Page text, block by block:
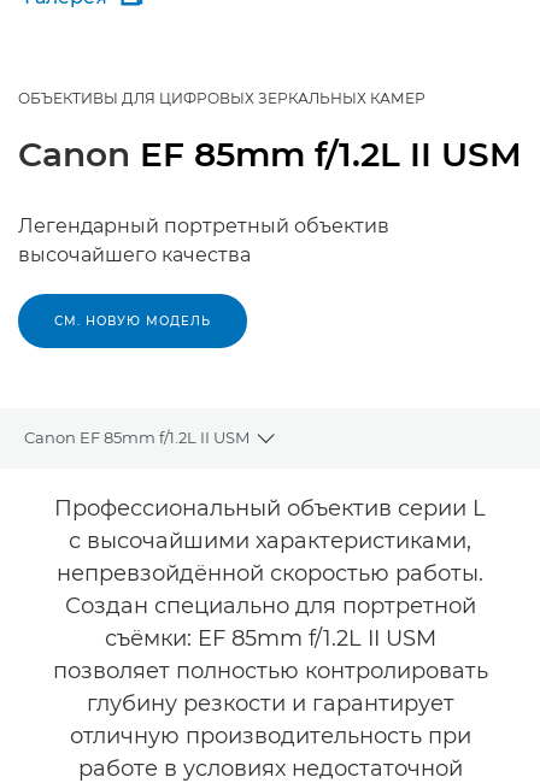
ОБЪЕКТИВЫ ДЛЯ ЦИФРОВЫХ ЗЕРКАЛЬНЫХ КАМЕР
Canon EF 85mm f/1.2L II USM
Легендарный портретный объектив
высочайшего качества
СМ. НОВУЮ МОДЕЛЬ
Canon EF 85mm f/1.2L II USM
Toggle breadcrumbs
Общая информация
Профессиональный объектив серии L
с высочайшими характеристиками,
непревзойдённой скоростью работы.
Создан специально для портретной
съёмки: EF 85mm f/1.2L II USM
позволяет полностью контролировать
глубину резкости и гарантирует
отличную производительность при
работе в условиях недостаточной